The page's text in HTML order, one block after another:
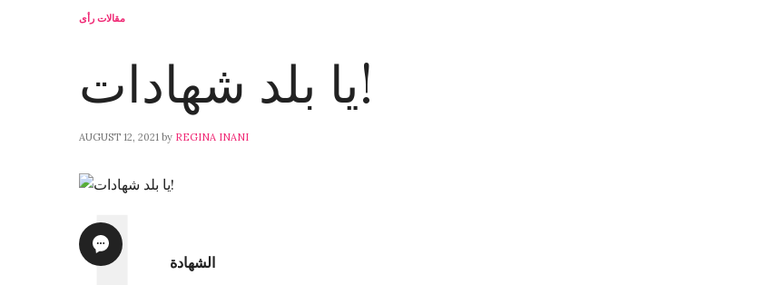
مقالات رأى
يا بلد شهادات!
AUGUST 12, 2021 by REGINA INANI
الشهادة